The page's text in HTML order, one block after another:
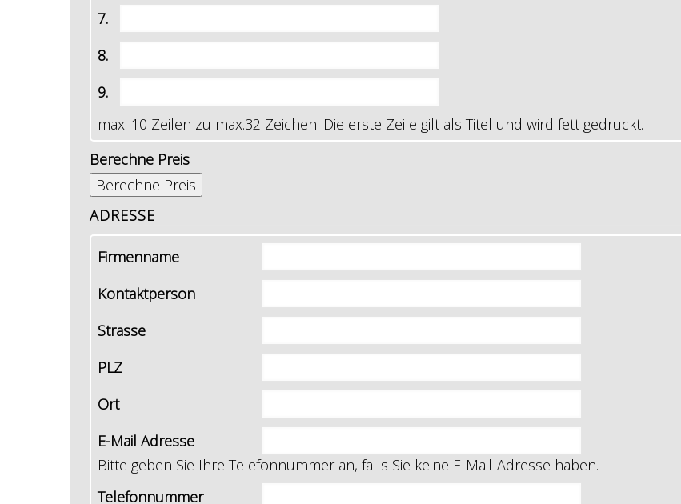
7.
8.
9.
max. 10 Zeilen zu max.32 Zeichen. Die erste Zeile gilt als Titel und wird fett gedruckt.
Berechne Preis
ADRESSE
Firmenname
Kontaktperson
Strasse
PLZ
Ort
E-Mail Adresse
Bitte geben Sie Ihre Telefonnummer an, falls Sie keine E-Mail-Adresse haben.
Telefonnummer